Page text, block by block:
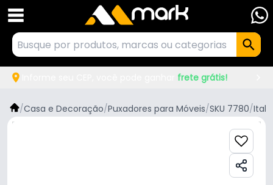
frete grátis!
/Casa e Decoração/Puxadores para Móveis/SKU 7780/Italy